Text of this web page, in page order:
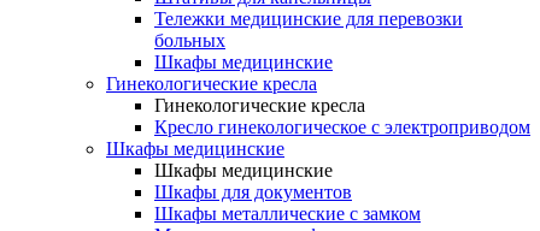
Тележки медицинские для перевозки
больных
Шкафы медицинские
Гинекологические кресла
Гинекологические кресла
Кресло гинекологическое с электроприводом
Шкафы медицинские
Шкафы медицинские
Шкафы для документов
Шкафы металлические с замком